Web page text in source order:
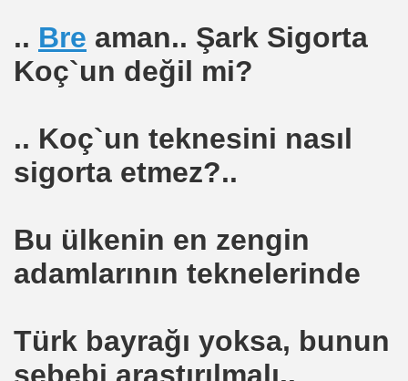
.. Bre aman.. Şark Sigorta
Koç`un değil mi?
.. Koç`un teknesini nasıl
sigorta etmez?..
Bu ülkenin en zengin
adamlarının teknelerinde
Türk bayrağı yoksa, bunun
TARHAN